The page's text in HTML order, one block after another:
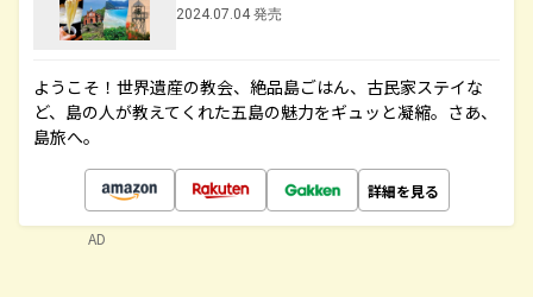
2024.07.04 発売
ようこそ！世界遺産の教会、絶品島ごはん、古民家ステイな
ど、島の人が教えてくれた五島の魅力をギュッと凝縮。さあ、
島旅へ。
詳細を見る
AD